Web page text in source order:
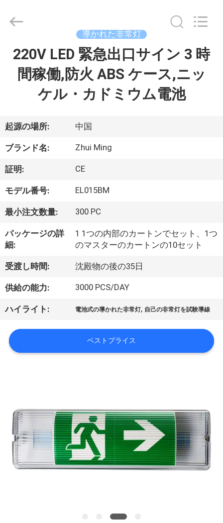
家
ダ
ク
ト
私
に
つ
い
て
工
場
品
質
管
Hangzhou
Rights
導かれた非常灯
220V LED 緊急出口サイン 3 時
間稼働,防火 ABS ケース,ニッ
ケル・カドミウム電池
起源の場所: 中国
ブランド名: Zhui Ming
証明: CE
モデル番号: EL015BM
最小注文数量: 300 PC
パッケージの詳
細:
1 1つの内部のカートンでセット、1つ
のマスターのカートンの10セット
受渡し時間: 沈殿物の後の35日
供給の能力: 3000 PCS/DAY
ハイライト: 電池式の導かれた非常灯, 自己の非常灯を試験導線
ベストプライス